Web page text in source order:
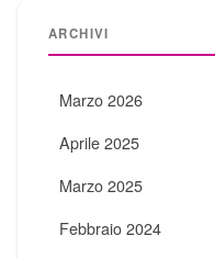
ARCHIVI
Marzo 2026
Aprile 2025
Marzo 2025
Febbraio 2024